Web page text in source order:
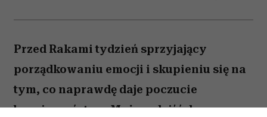
Przed Rakami tydzień sprzyjający
porządkowaniu emocji i skupieniu się na
tym, co naprawdę daje poczucie
bezpieczeństwa. Możesz dojść do